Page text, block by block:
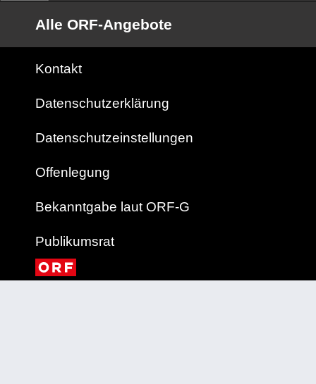
Alle ORF-Angebote
Kontakt
Datenschutzerklärung
Datenschutzeinstellungen
Offenlegung
Bekanntgabe laut ORF-G
Publikumsrat